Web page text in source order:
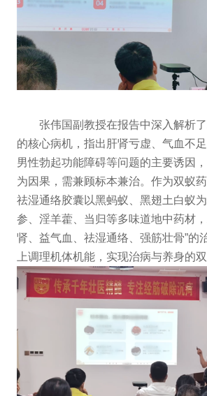
张伟国副教授在报告中深入解析了
的核心病机，指出肝肾亏虚、气血不
男性勃起功能障碍等问题的主要诱因
为因果，需兼顾标本兼治。作为双蚁
祛湿通络胶囊以黑蚂蚁、黑翅土白蚁
参、淫羊藿、当归等多味道地中药材
肾、益气血、祛湿通络、强筋壮骨”的
上调理机体机能，实现治病与养身的双